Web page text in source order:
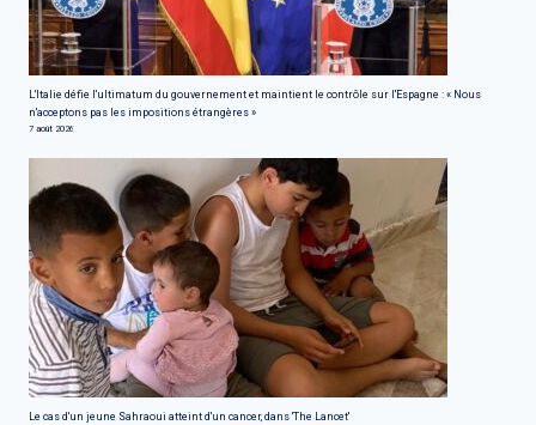
L'Italie défie l'ultimatum du gouvernement et maintient le contrôle sur l'Espagne : « Nous
n'acceptons pas les impositions étrangères »
7 août 2026
Le cas d'un jeune Sahraoui atteint d'un cancer, dans 'The Lancet'